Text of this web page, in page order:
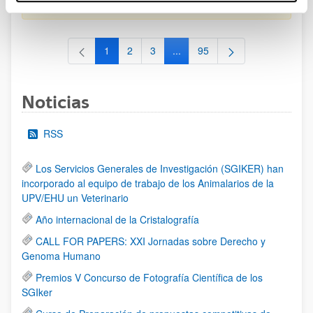
al 30/07/2026 (ambos incluídos)
Página
1 Página
2 Página
3 ...Páginas intermedias Use TAB
Página
95
Noticias
RSS
Los Servicios Generales de Investigación (SGIKER) han
incorporado al equipo de trabajo de los Animalarios de la
UPV/EHU un Veterinario
Año internacional de la Cristalografía
CALL FOR PAPERS: XXI Jornadas sobre Derecho y
Genoma Humano
Premios V Concurso de Fotografía Científica de los
SGIker